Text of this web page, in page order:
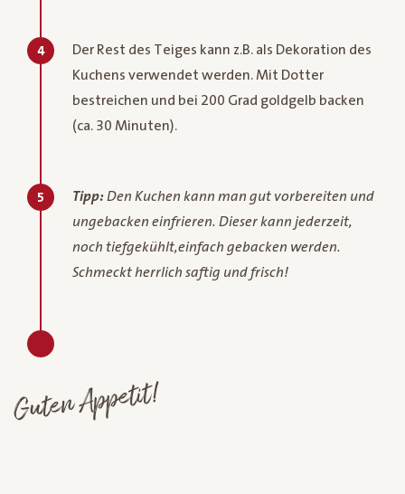
4
Der Rest des Teiges kann z.B. als Dekoration des
Kuchens verwendet werden. Mit Dotter
bestreichen und bei 200 Grad goldgelb backen
(ca. 30 Minuten).
5 Tipp:Den Kuchen kann man gut vorbereiten und
ungebacken einfrieren. Dieser kann jederzeit,
noch tiefgekühlt,einfach gebacken werden.
Schmeckt herrlich saftig und frisch!
Guten Appetit!